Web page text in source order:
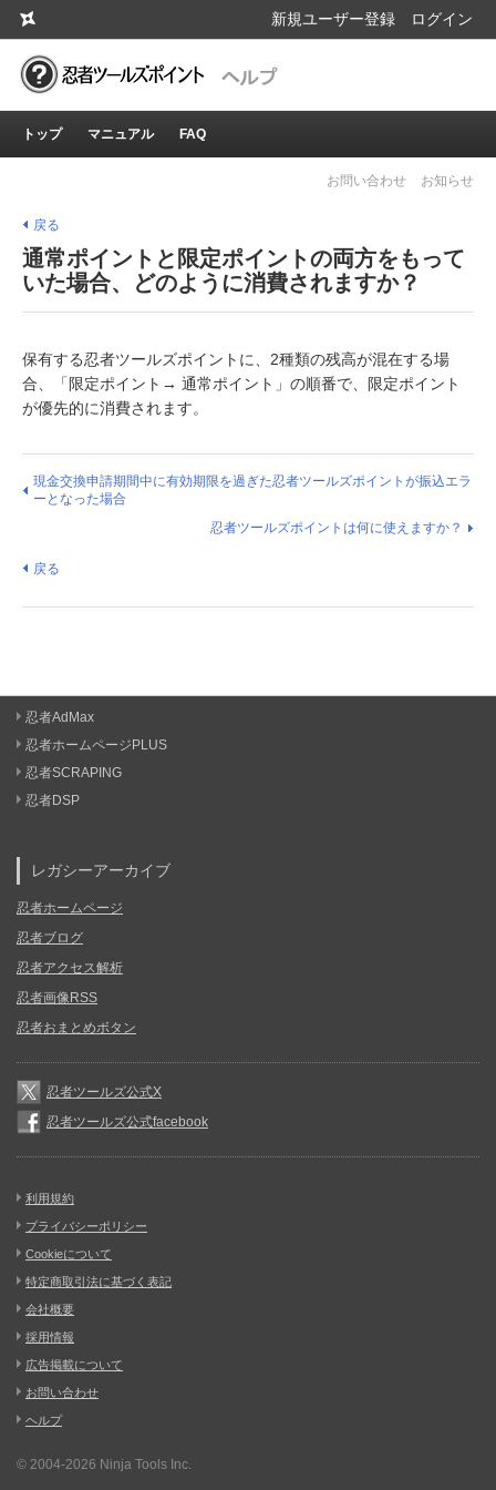
新規ユーザー登録 ログイン
トップ マニュアル FAQ
お問い合わせ お知らせ
戻る
通常ポイントと限定ポイントの両方をもって
いた場合、どのように消費されますか？
保有する忍者ツールズポイントに、2種類の残高が混在する場
合、「限定ポイント→ 通常ポイント」の順番で、限定ポイント
が優先的に消費されます。
現金交換申請期間中に有効期限を過ぎた忍者ツールズポイントが振込エラ
ーとなった場合
忍者ツールズポイントは何に使えますか？
戻る
忍者AdMax
忍者ホームページPLUS
忍者SCRAPING
忍者DSP
レガシーアーカイブ
忍者ホームページ
忍者ブログ
忍者アクセス解析
忍者画像RSS
忍者おまとめボタン
忍者ツールズ公式X
忍者ツールズ公式facebook
利用規約
プライバシーポリシー
Cookieについて
特定商取引法に基づく表記
会社概要
採用情報
広告掲載について
お問い合わせ
ヘルプ
© 2004-2026 Ninja Tools Inc.